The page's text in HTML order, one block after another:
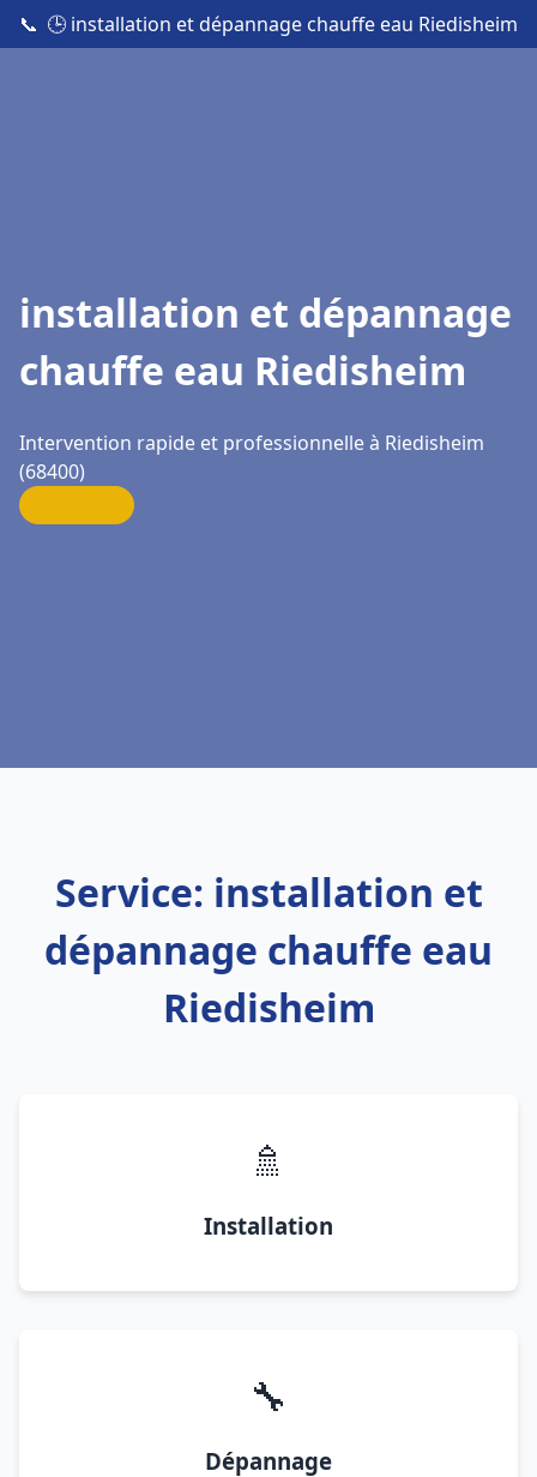
📞 🕒 installation et dépannage chauffe eau Riedisheim
installation et dépannage
chauffe eau Riedisheim
Intervention rapide et professionnelle à Riedisheim
(68400)
Service: installation et
dépannage chauffe eau
Riedisheim
🚿
Installation
🔧
Dépannage